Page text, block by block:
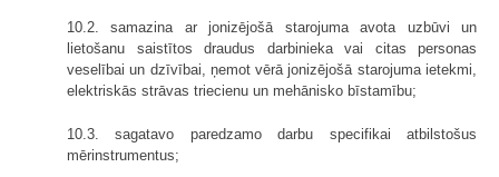
10.2. samazina ar jonizējošā starojuma avota uzbūvi un
lietošanu saistītos draudus darbinieka vai citas personas
veselībai un dzīvībai, ņemot vērā jonizējošā starojuma ietekmi,
elektriskās strāvas triecienu un mehānisko bīstamību;
10.3. sagatavo paredzamo darbu specifikai atbilstošus
mērinstrumentus;